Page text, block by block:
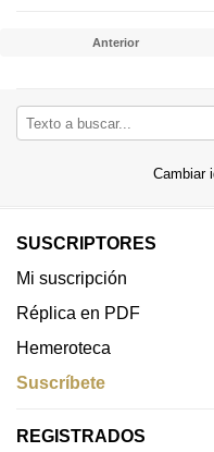
Anterior
Cambiar
SUSCRIPTORES
Mi suscripción
Réplica en PDF
Hemeroteca
Suscríbete
REGISTRADOS